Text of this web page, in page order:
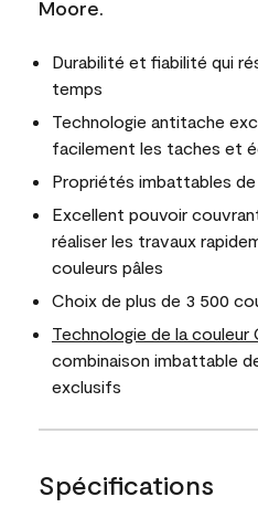
Moore.
Durabilité et fiabilité qui
temps
Technologie antitache
facilement les taches et
Propriétés imbattables
Excellent pouvoir
réaliser les travaux
couleurs pâles
Choix de plus de 3 500
Technologie de la couleur
combinaison imbattable
exclusifs
Spécifications